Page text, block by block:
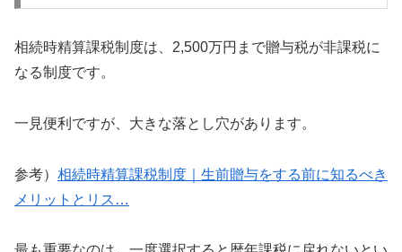
相続時精算課税制度は、2,500万円まで贈与税が非課税に
なる制度です。
一見便利ですが、大きな落とし穴があります。
参考） 相続時精算課税制度｜生前贈与をする前に知るべき
メリットとリス…